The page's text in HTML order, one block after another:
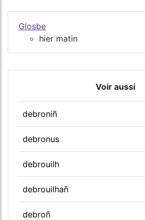
Glosbe
hier matin
Voir aussi
debroniñ
debronus
debrouilh
debrouilhañ
debroñ